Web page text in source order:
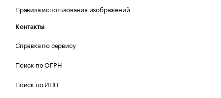
Правила использования изображений
Контакты
Справка по сервису
Поиск по ОГРН
Поиск по ИНН